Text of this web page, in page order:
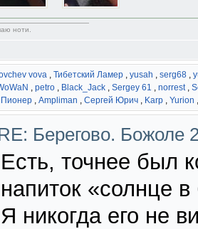
ноти.
vova , Тибетский Ламер , yusah , serg68 ,
, petro , Black_Jack , Sergey 61 , norrest,
Пионер , Ampliman , Сергей Юрич , Karp , Yurion
Берегово. Божоле
Есть, точнее был
напиток «солнце
Я никогда его не